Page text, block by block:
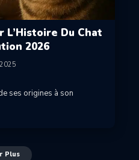
L’Histoire Du Chat
2026
ses origines à son
Plus